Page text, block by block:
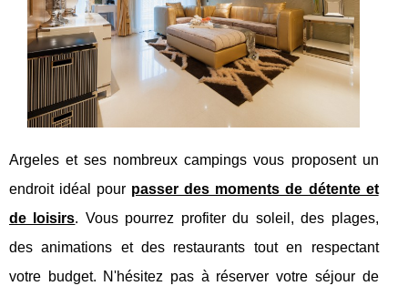
Argeles et ses nombreux campings vous proposent un
endroit idéal pour passer des moments de détente et
de loisirs. Vous pourrez profiter du soleil, des plages,
des animations et des restaurants tout en respectant
votre budget. N'hésitez pas à réserver votre séjour de